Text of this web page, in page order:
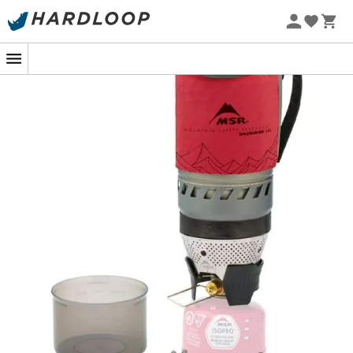
Zomeraanbiedingen 🔥 -5% EXTRA vanaf 2 producten* met
z'n tweeën, zelfs onder de meest extreme
omstandigheden, is hetWindBurner kookset van MSR
ideaal.
De brander met stralingskop en het gesloten ontwerp
vormt, maken het
mogelijk de kookset te gebruiken, zelfs onder extreme
omstandigheden en vooral bestand tegen wind.
Slechts 2 minuten en 30 seconden zijn nodig om 0,5L
water aan de kook te brengen met slechts 7 g brandstof.
De ongevoeligheid voor wind wordt versterkt door een
de snelste en meest brandstofzuinige
minder brandstofpatronen meenemen en uw rugzak
De pan en de meegeleverde warmtewisselaar